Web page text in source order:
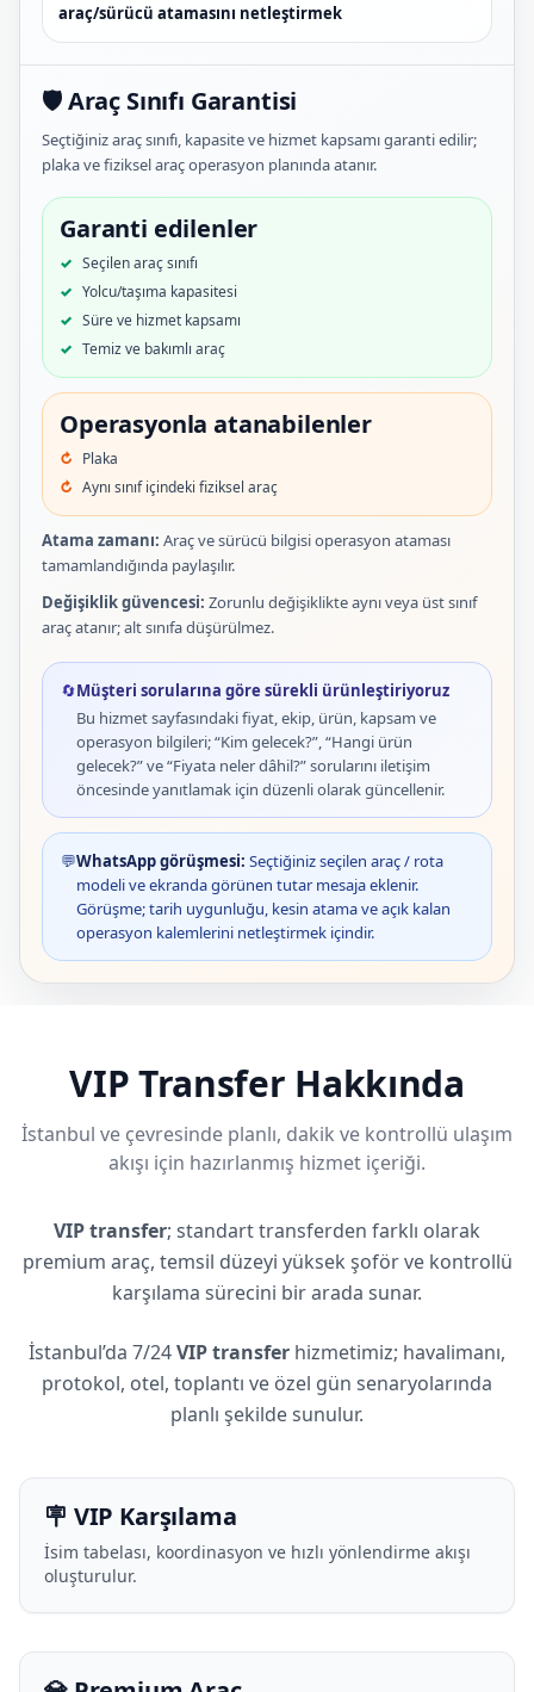
araç/sürücü atamasını netleştirmek
🛡️ Araç Sınıfı Garantisi
Seçtiğiniz araç sınıfı, kapasite ve hizmet kapsamı garanti edilir;
plaka ve fiziksel araç operasyon planında atanır.
Garanti edilenler
Seçilen araç sınıfı
Yolcu/taşıma kapasitesi
Süre ve hizmet kapsamı
Temiz ve bakımlı araç
Operasyonla atanabilenler
Plaka
Aynı sınıf içindeki fiziksel araç
Atama zamanı: Araç ve sürücü bilgisi operasyon ataması
tamamlandığında paylaşılır.
Değişiklik güvencesi: Zorunlu değişiklikte aynı veya üst sınıf
araç atanır; alt sınıfa düşürülmez.
🔄Müşteri sorularına göre sürekli ürünleştiriyoruz
Bu hizmet sayfasındaki fiyat, ekip, ürün, kapsam ve
operasyon bilgileri; “Kim gelecek?”, “Hangi ürün
gelecek?” ve “Fiyata neler dâhil?” sorularını iletişim
öncesinde yanıtlamak için düzenli olarak güncellenir.
💬WhatsApp görüşmesi: Seçtiğiniz seçilen araç / rota
modeli ve ekranda görünen tutar mesaja eklenir.
Görüşme; tarih uygunluğu, kesin atama ve açık kalan
operasyon kalemlerini netleştirmek içindir.
VIP Transfer Hakkında
İstanbul ve çevresinde planlı, dakik ve kontrollü ulaşım
akışı için hazırlanmış hizmet içeriği.
VIP transfer; standart transferden farklı olarak
premium araç, temsil düzeyi yüksek şoför ve kontrollü
karşılama sürecini bir arada sunar.
İstanbul’da 7/24VIP transfer hizmetimiz; havalimanı,
protokol, otel, toplantı ve özel gün senaryolarında
planlı şekilde sunulur.
🪧 VIP Karşılama
İsim tabelası, koordinasyon ve hızlı yönlendirme akışı
oluşturulur.